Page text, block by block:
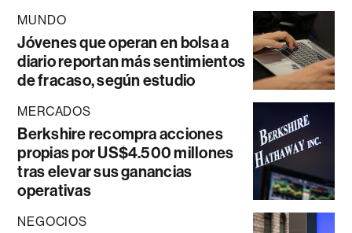
MUNDO
Jóvenes que operan en bolsa a
diario reportan más sentimientos
de fracaso, según estudio
MERCADOS
Berkshire recompra acciones
propias por US$4.500 millones
tras elevar sus ganancias
operativas
NEGOCIOS